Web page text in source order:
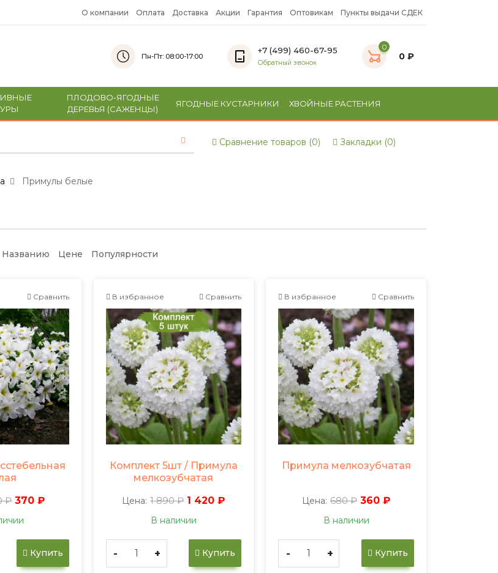
О компании Оплата Доставка Акции Гарантия Оптовикам Пункты выдачи СДЕК
Пн-Пт: 08:00-17:00
+7 (499) 460-67-95
Обратный звонок
0
0 ₽
ПЛОДОВО-ЯГОДНЫЕ
ДЕРЕВЬЯ (САЖЕНЦЫ)
ЯГОДНЫЕ КУСТАРНИКИ ХВОЙНЫЕ РАСТЕНИЯ
Сравнение товаров (0) Закладки (0)
Примулы белые
Названию Цене Популярности
Сравнить
₽ 370 ₽
Купить
В избранное Сравнить
Комплект 5шт / Примула
мелкозубчатая
Цена: 1 890 ₽ 1 420 ₽
В наличии
- + Купить
В избранное Сравнить
Примула мелкозубчатая
Цена: 680 ₽ 360 ₽
В наличии
- + Купить